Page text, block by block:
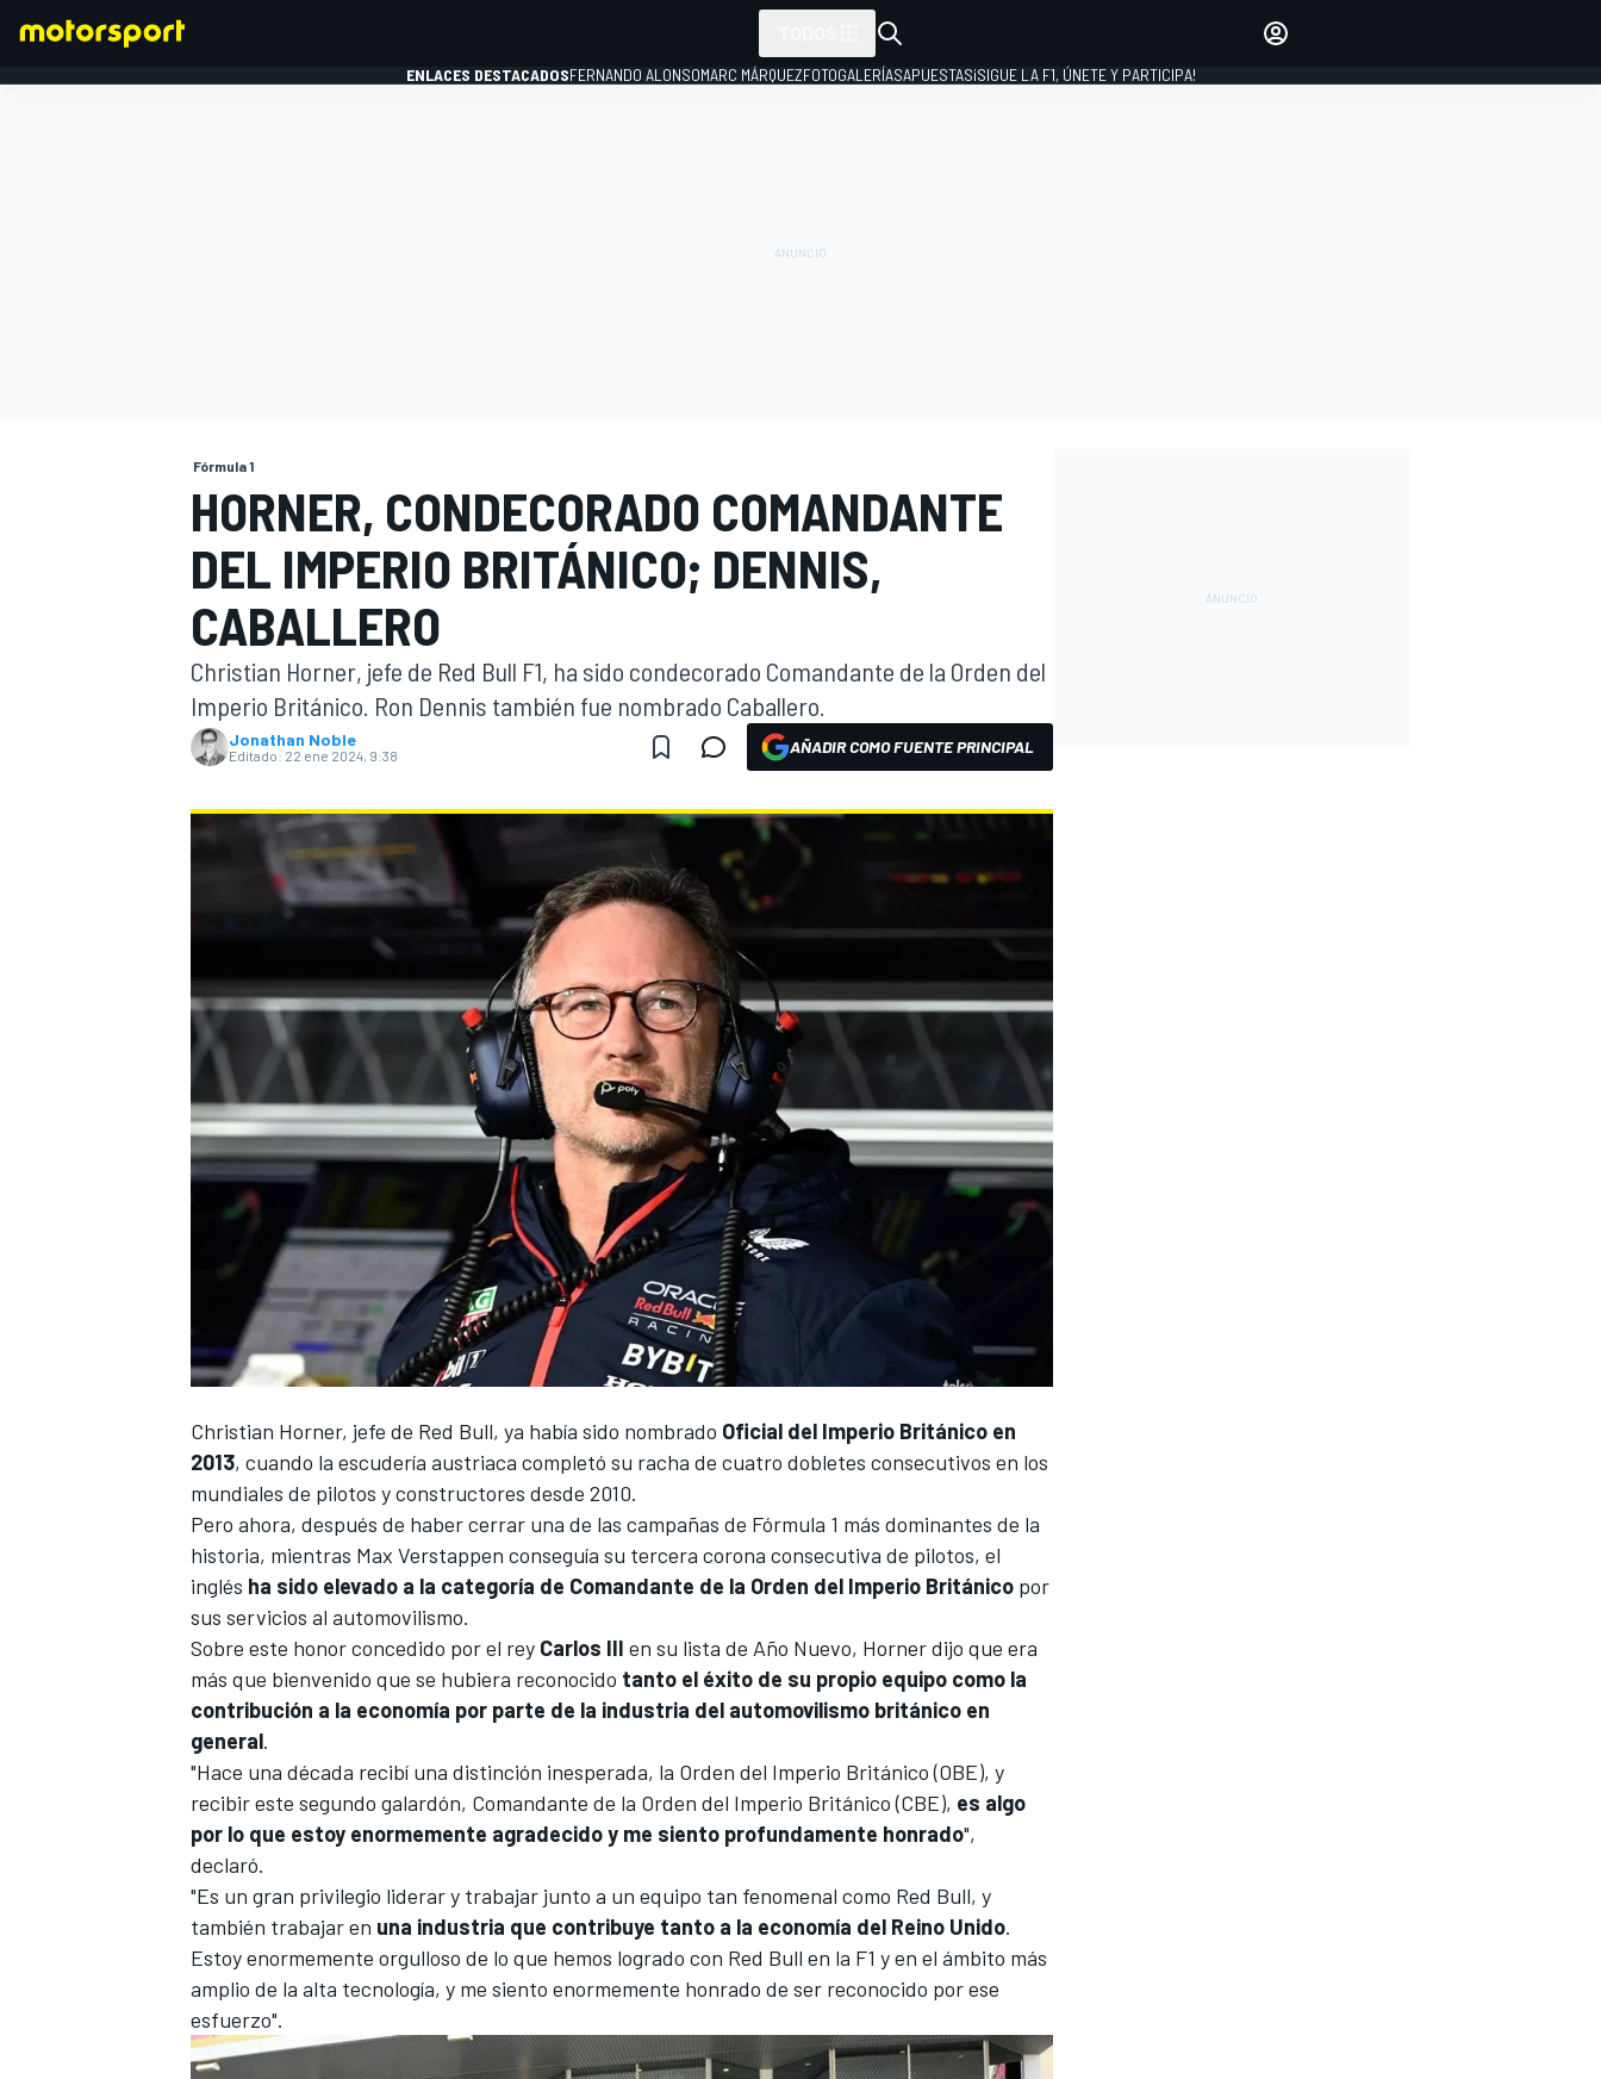
ENLACES DESTACADOSFERNANDO ALONSOMARC MÁRQUEZFOTOGALERÍASAPUESTAS¡SIGUE LA F1, ÚNETE Y PARTICIPA!
Fórmula 1
HORNER, CONDECORADO COMANDANTE
DEL IMPERIO BRITÁNICO; DENNIS,
CABALLERO
Christian Horner, jefe de Red Bull F1, ha sido condecorado Comandante de la Orden del
Imperio Británico. Ron Dennis también fue nombrado Caballero.
Jonathan Noble
Editado: 22 ene 2024, 9:38 AÑADIR COMO FUENTE PRINCIPAL
Christian Horner, jefe de Red Bull, ya había sido nombrado Oficial del Imperio Británico en
2013, cuando la escudería austriaca completó su racha de cuatro dobletes consecutivos en los
mundiales de pilotos y constructores desde 2010.
Pero ahora, después de haber cerrar una de las campañas de Fórmula 1 más dominantes de la
historia, mientras Max Verstappen conseguía su tercera corona consecutiva de pilotos, el
inglés ha sido elevado a la categoría de Comandante de la Orden del Imperio Británico por
sus servicios al automovilismo.
Sobre este honor concedido por el rey Carlos III en su lista de Año Nuevo, Horner dijo que era
más que bienvenido que se hubiera reconocido tanto el éxito de su propio equipo como la
contribución a la economía por parte de la industria del automovilismo británico en
general.
"Hace una década recibí una distinción inesperada, la Orden del Imperio Británico (OBE), y
recibir este segundo galardón, Comandante de la Orden del Imperio Británico (CBE), es algo
por lo que estoy enormemente agradecido y me siento profundamente honrado",
declaró.
"Es un gran privilegio liderar y trabajar junto a un equipo tan fenomenal como Red Bull, y
también trabajar en una industria que contribuye tanto a la economía del Reino Unido.
Estoy enormemente orgulloso de lo que hemos logrado con Red Bull en la F1 y en el ámbito más
amplio de la alta tecnología, y me siento enormemente honrado de ser reconocido por ese
esfuerzo".